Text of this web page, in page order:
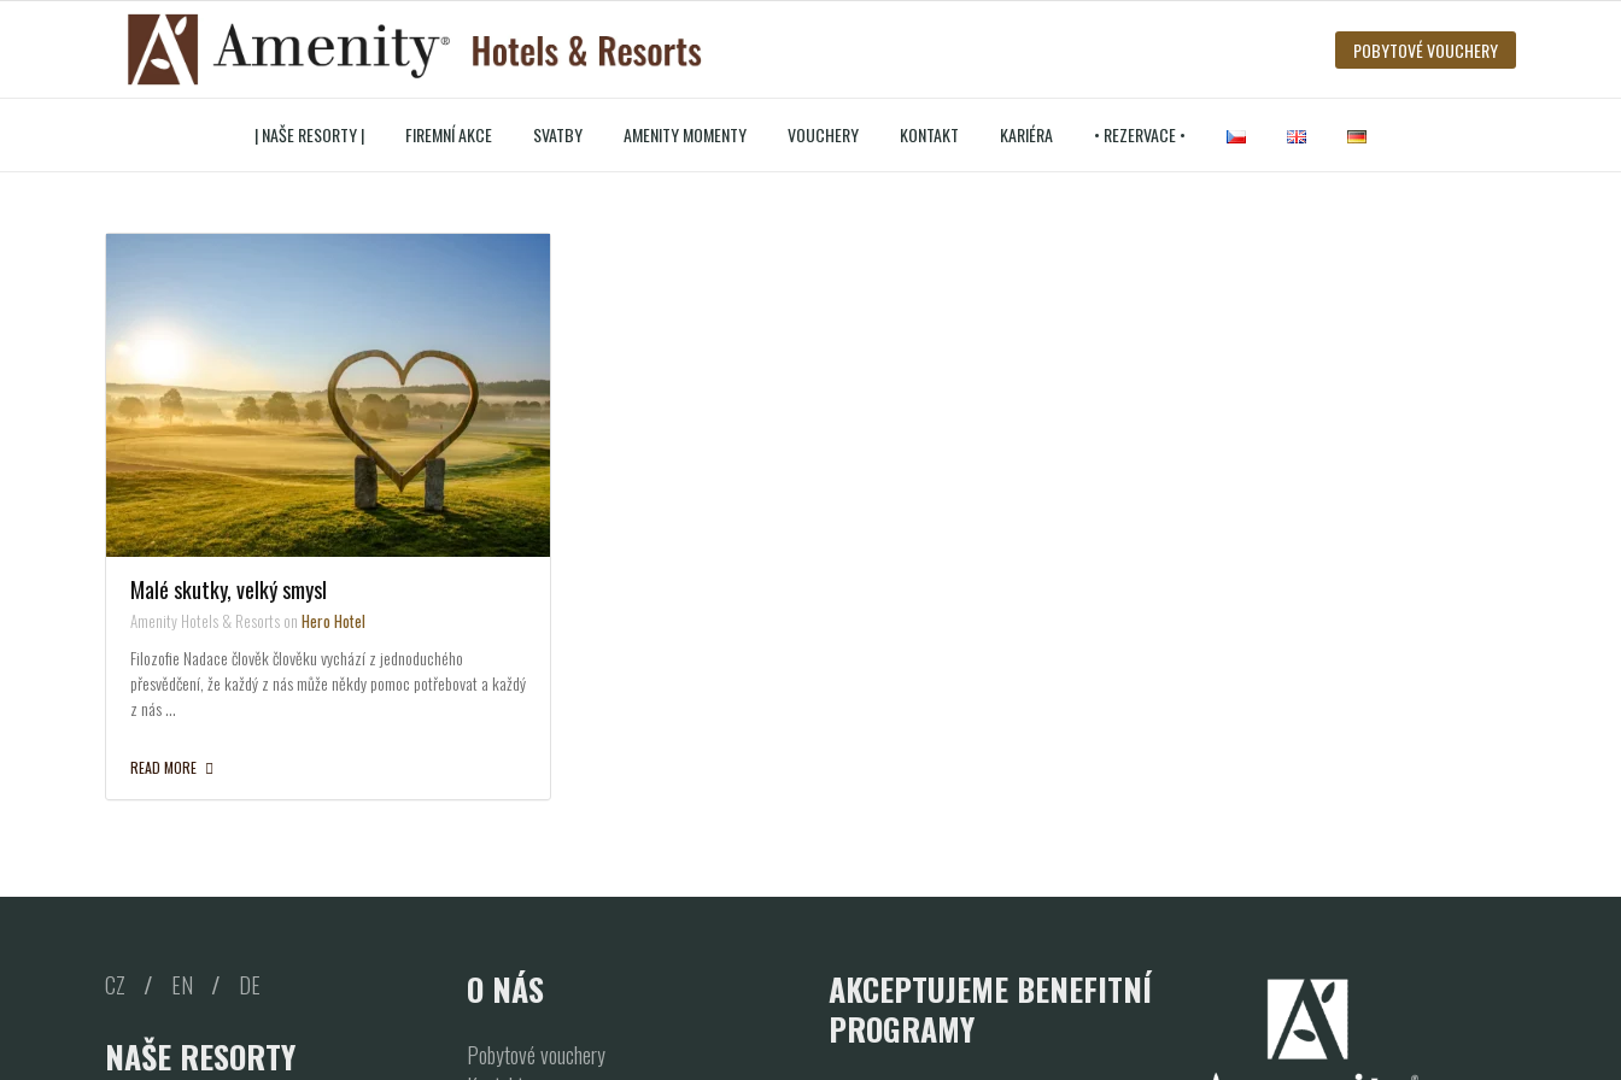
POBYTOVÉ VOUCHERY
| NAŠE RESORTY | FIREMNÍ AKCE SVATBY AMENITY MOMENTY VOUCHERY KONTAKT KARIÉRA • REZERVACE •
Malé skutky, velký smysl
Amenity Hotels & Resorts on Hero Hotel
Filozofie Nadace člověk člověku vychází z jednoduchého
přesvědčení, že každý z nás může někdy pomoc potřebovat a každý
z nás …
READ MORE
CZ / EN / DE
NAŠE RESORTY
O NÁS
Pobytové vouchery
AKCEPTUJEME BENEFITNÍ
PROGRAMY